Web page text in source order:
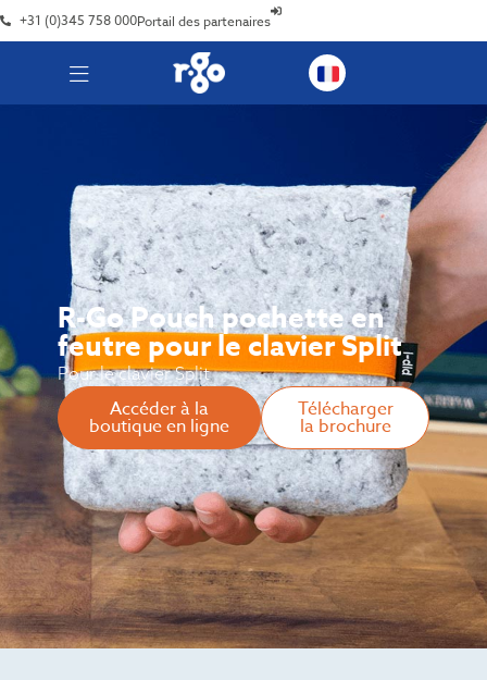
+31 (0)345 758 000Portail des partenaires
R-Go Pouch pochette en
feutre pour le clavier Split
Pour le clavier Split
Accéder à la
boutique en ligne
Télécharger
la brochure